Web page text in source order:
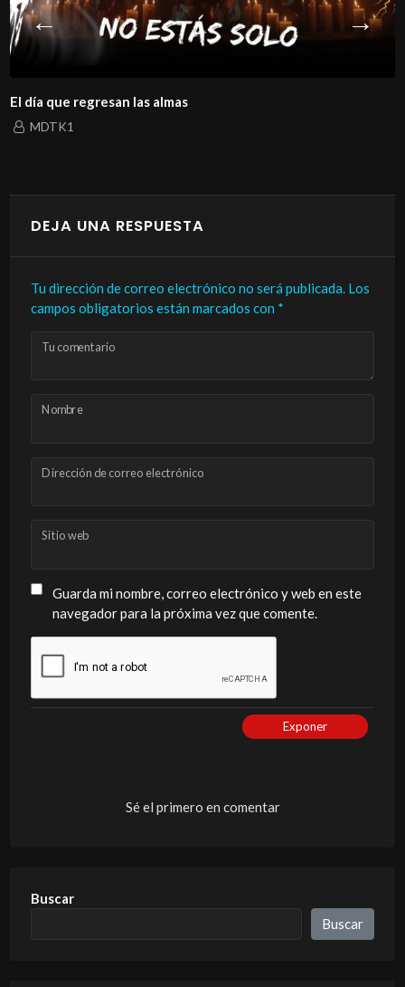
El día que regresan las almas
MDTK1
DEJA UNA RESPUESTA
Tu dirección de correo electrónico no será publicada. Los
campos obligatorios están marcados con *
Tu comentario
Nombre
Dirección de correo electrónico
Sitio web
Guarda mi nombre, correo electrónico y web en este
navegador para la próxima vez que comente.
Exponer
Sé el primero en comentar
Buscar
Buscar